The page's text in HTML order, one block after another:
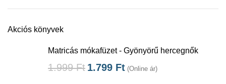
Akciós könyvek
Matricás mókafüzet - Gyönyörű hercegnők
1.999Ft 1.799 Ft (Online ár)